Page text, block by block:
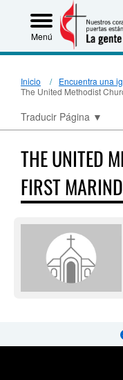
Menú
Inicio
Encuentra una
The United Methodist
Traducir Página ▼
THE UNITED
FIRST